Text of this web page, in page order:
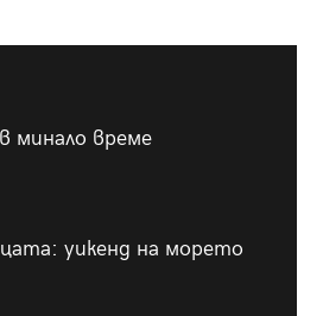
минало време
уикенд на морето